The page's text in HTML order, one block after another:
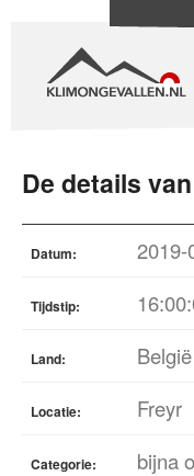
De details
Datum: 2019-
Tijdstip:
Land: België
Locatie: Freyr
Categorie: bijna